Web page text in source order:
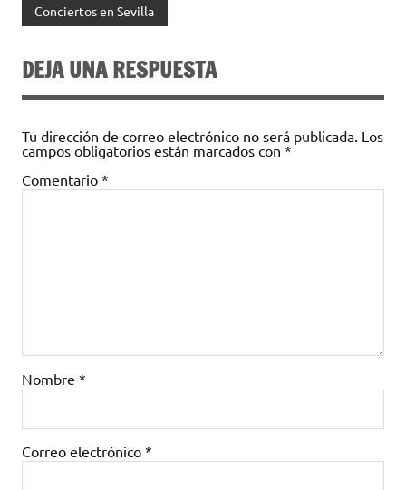
Conciertos en Sevilla
DEJA UNA RESPUESTA
Tu dirección de correo electrónico no será publicada. Los
campos obligatorios están marcados con *
Comentario *
Nombre *
Correo electrónico *